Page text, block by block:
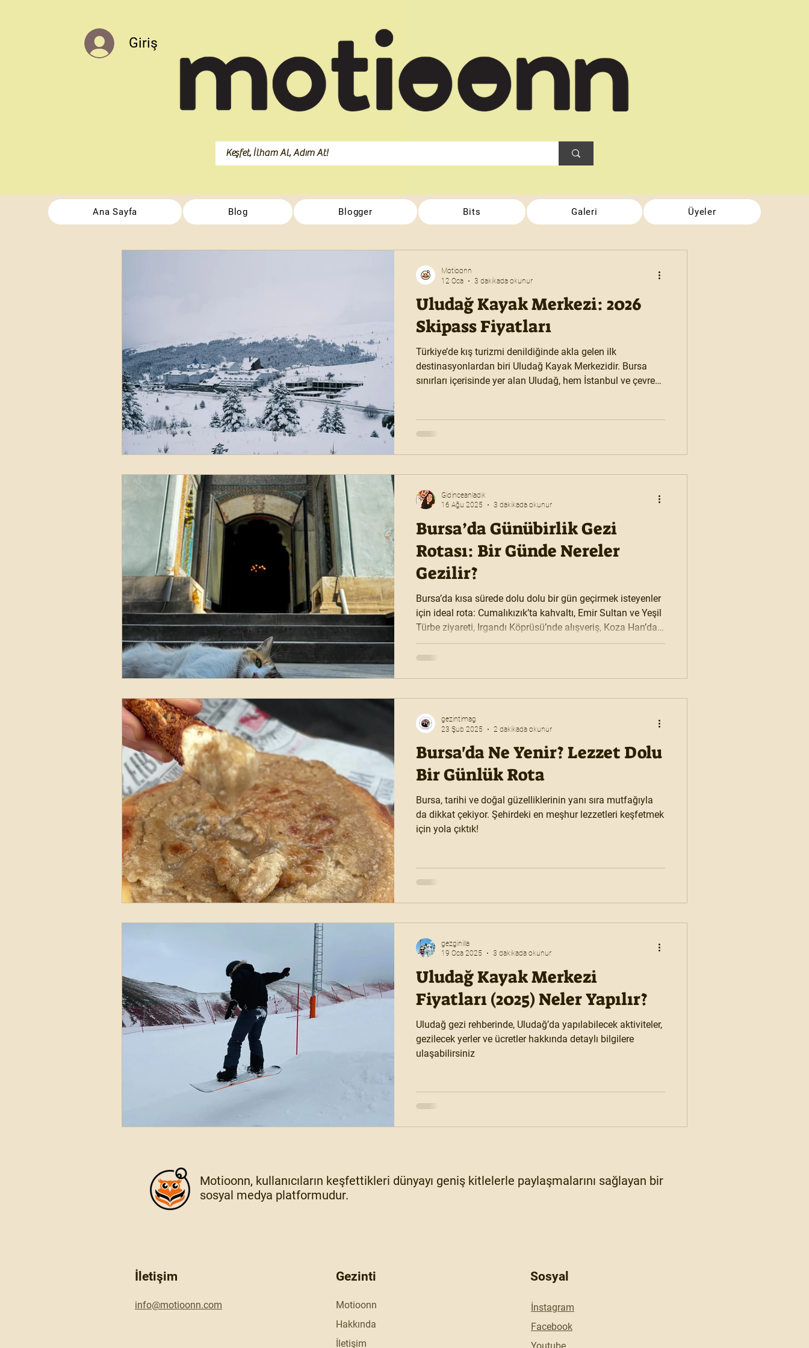
Giriş
Ana Sayfa Blog Blogger Bits Galeri Üyeler
Uludağ Kayak Merkezi: 2026
Skipass Fiyatları
Türkiye’de kış turizmi denildiğinde akla gelen ilk
destinasyonlardan biri Uludağ Kayak Merkezidir. Bursa
sınırları içerisinde yer alan Uludağ, hem İstanbul ve çevre
sosyal hayatı ve farklı seviyelere uygun pistleriyle Uludağ,
yalnızca bir kayak merkezi değil; aynı zamanda tam
kapsamlı bir kış tatili destinasyonudur.
Motioonn
12 Oca
3 dakikada okunur
Bursa’da Günübirlik Gezi
Rotası: Bir Günde Nereler
Gezilir?
Bursa’da kısa sürede dolu dolu bir gün geçirmek isteyenler
için ideal rota: Cumalıkızık’ta kahvaltı, Emir Sultan ve Yeşil
Türbe ziyareti, Irgandı Köprüsü’nde alışveriş, Koza Han’da
kahve molası, pideli köfte keyfi, Ulu Camii ve Tophane
manzarası, İnkaya Tarihi Çınar ile gün batımı. Tarih, kültür,
Gidinceanladık
16 Ağu 2025
3 dakikada okunur
Bursa'da Ne Yenir? Lezzet Dolu
Bir Günlük Rota
Bursa, tarihi ve doğal güzelliklerinin yanı sıra mutfağıyla
da dikkat çekiyor. Şehirdeki en meşhur lezzetleri keşfetmek
için yola çıktık!
gezintimag
23 Şub 2025
2 dakikada okunur
Uludağ Kayak Merkezi
Fiyatları (2025) Neler Yapılır?
Uludağ gezi rehberinde, Uludağ’da yapılabilecek aktiviteler,
gezilecek yerler ve ücretler hakkında detaylı bilgilere
ulaşabilirsiniz
gezginilla
19 Oca 2025
3 dakikada okunur
Motioonn, kullanıcıların keşfettikleri dünyayı geniş kitlelerle paylaşmalarını sağlayan bir
sosyal medya platformudur.
İletişim
info@motioonn.com
Gezinti
Motioonn
Hakkında
İletişim
Sosyal
İnstagram
Facebook